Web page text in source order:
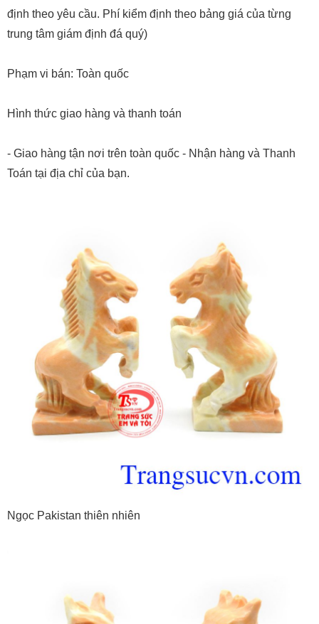
định theo yêu cầu. Phí kiểm định theo bảng giá của từng
trung tâm giám định đá quý)
Phạm vi bán: Toàn quốc
Hình thức giao hàng và thanh toán
- Giao hàng tận nơi trên toàn quốc - Nhận hàng và Thanh
Toán tại địa chỉ của bạn.
Ngọc Pakistan thiên nhiên